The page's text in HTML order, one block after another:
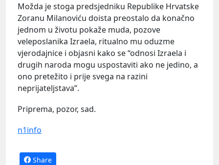
Možda je stoga predsjedniku Republike Hrvatske
Zoranu Milanoviću doista preostalo da konačno
jednom u životu pokaže muda, pozove
veleposlanika Izraela, ritualno mu oduzme
vjerodajnice i objasni kako se “odnosi Izraela i
drugih naroda mogu uspostaviti ako ne jedino, a
ono pretežito i prije svega na razini
neprijateljstava”.
Priprema, pozor, sad.
n1info
Share